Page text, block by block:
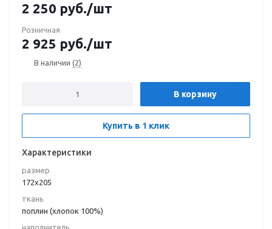
2 250 руб./шт
Розничная
2 925 руб./шт
В наличии (2)
В корзину
Купить в 1 клик
Характеристики
размер
172х205
ткань
поплин (хлопок 100%)
наполнитель